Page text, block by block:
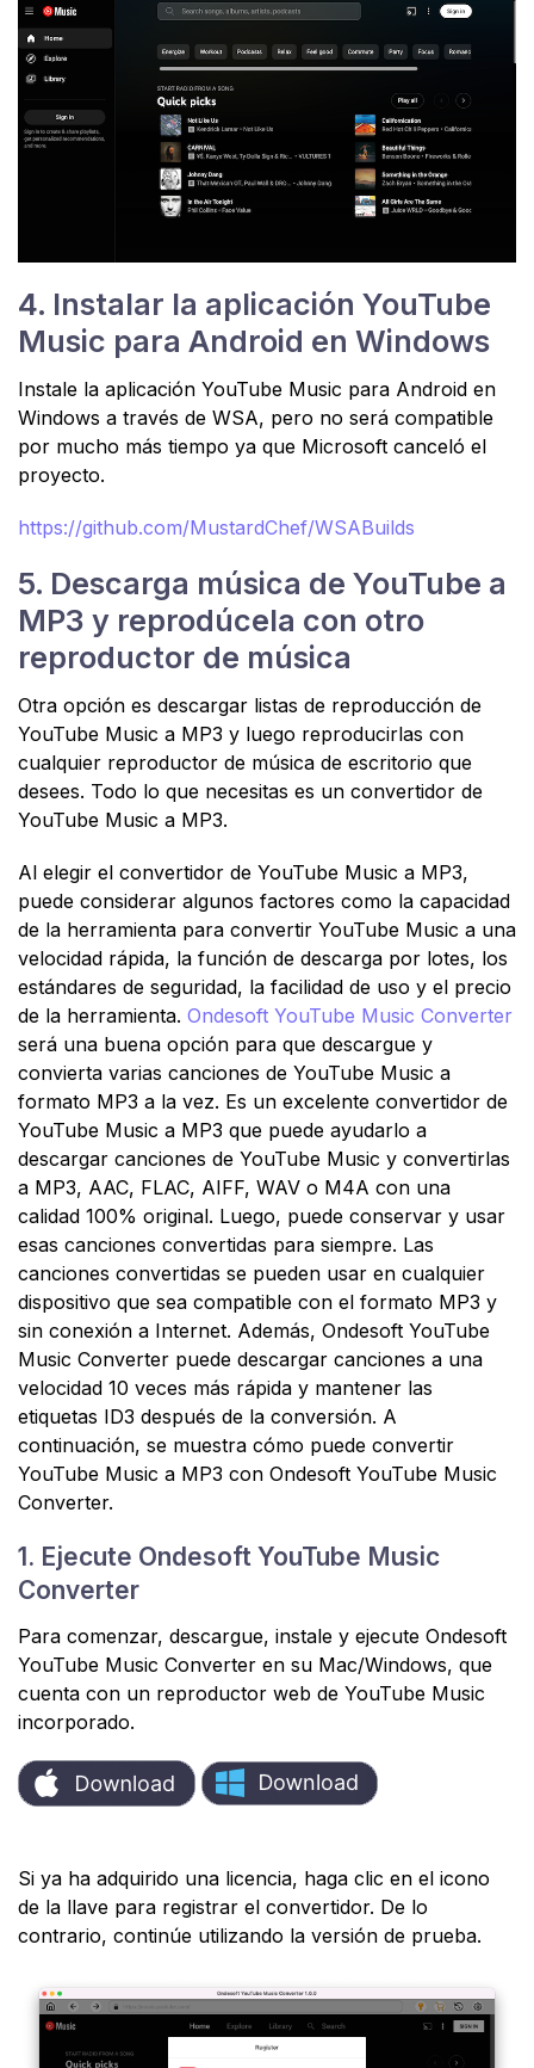
4. Instalar la aplicación YouTube
Music para Android en Windows
Instale la aplicación YouTube Music para Android en
Windows a través de WSA, pero no será compatible
por mucho más tiempo ya que Microsoft canceló el
proyecto.
https://github.com/MustardChef/WSABuilds
5. Descarga música de YouTube a
MP3 y reprodúcela con otro
reproductor de música
Otra opción es descargar listas de reproducción de
YouTube Music a MP3 y luego reproducirlas con
cualquier reproductor de música de escritorio que
desees. Todo lo que necesitas es un convertidor de
YouTube Music a MP3.
Al elegir el convertidor de YouTube Music a MP3,
puede considerar algunos factores como la capacidad
de la herramienta para convertir YouTube Music a una
velocidad rápida, la función de descarga por lotes, los
estándares de seguridad, la facilidad de uso y el precio
de la herramienta. Ondesoft YouTube Music Converter
será una buena opción para que descargue y
convierta varias canciones de YouTube Music a
formato MP3 a la vez. Es un excelente convertidor de
YouTube Music a MP3 que puede ayudarlo a
descargar canciones de YouTube Music y convertirlas
a MP3, AAC, FLAC, AIFF, WAV o M4A con una
calidad 100% original. Luego, puede conservar y usar
esas canciones convertidas para siempre. Las
canciones convertidas se pueden usar en cualquier
dispositivo que sea compatible con el formato MP3 y
sin conexión a Internet. Además, Ondesoft YouTube
Music Converter puede descargar canciones a una
velocidad 10 veces más rápida y mantener las
etiquetas ID3 después de la conversión. A
continuación, se muestra cómo puede convertir
YouTube Music a MP3 con Ondesoft YouTube Music
Converter.
1. Ejecute Ondesoft YouTube Music
Converter
Para comenzar, descargue, instale y ejecute Ondesoft
YouTube Music Converter en su Mac/Windows, que
cuenta con un reproductor web de YouTube Music
incorporado.
Si ya ha adquirido una licencia, haga clic en el icono
de la llave para registrar el convertidor. De lo
contrario, continúe utilizando la versión de prueba.